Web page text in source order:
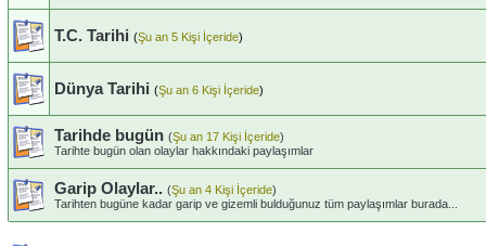
T.C. Tarihi (Şu an 5 Kişi İçeride)
Dünya Tarihi (Şu an 6 Kişi İçeride)
Tarihde bugün (Şu an 17 Kişi İçeride)
Tarihte bugün olan olaylar hakkındaki paylaşımlar
Garip Olaylar.. (Şu an 4 Kişi İçeride)
Tarihten bugüne kadar garip ve gizemli bulduğunuz tüm paylaşımlar burada...